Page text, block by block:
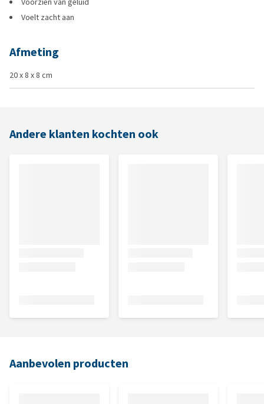
Voelt zacht aan
Afmeting
20 x 8 x 8 cm
Andere klanten kochten ook
Aanbevolen producten